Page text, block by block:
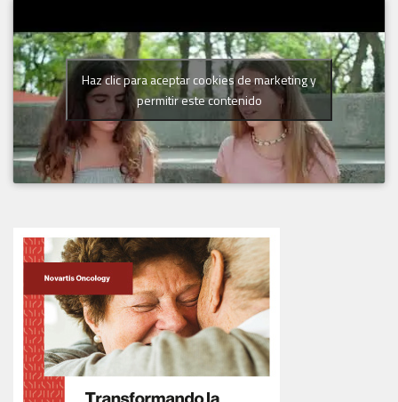
Haz clic para aceptar cookies de marketing y
permitir este contenido